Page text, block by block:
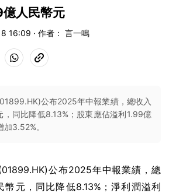
人民幣元
16:09 · 作者： 言一鳴
公布2025年中報業績，總收入
同比降低8.13%；股東應佔溢利1.99億
3.52%。
公布2025年中報業績，總
元，同比降低8.13%；淨利潤溢利